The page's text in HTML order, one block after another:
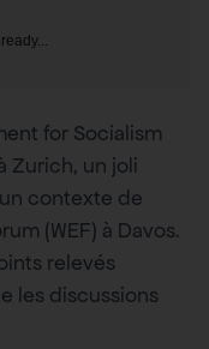
for Socialism
Zurich, un joli
contexte de
(WEF) à Davos.
relevés
les discussions